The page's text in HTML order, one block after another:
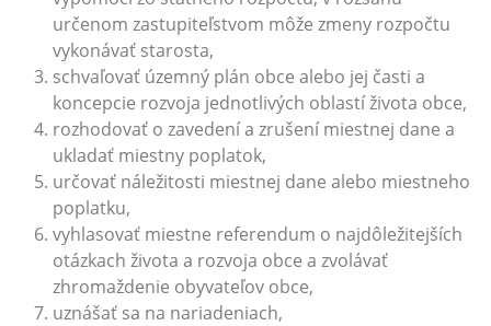
určenom zastupiteľstvom môže zmeny rozpočtu
vykonávať starosta,
schvaľovať územný plán obce alebo jej časti a
koncepcie rozvoja jednotlivých oblastí života obce,
rozhodovať o zavedení a zrušení miestnej dane a
ukladať miestny poplatok,
určovať náležitosti miestnej dane alebo miestneho
poplatku,
vyhlasovať miestne referendum o najdôležitejších
otázkach života a rozvoja obce a zvolávať
zhromaždenie obyvateľov obce,
uznášať sa na nariadeniach,